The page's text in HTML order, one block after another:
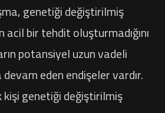
genetiği değiştirilmiş
acil bir tehdit oluşturmadığını
potansiyel uzun vadeli
eden endişeler vardır.
kişi genetiği değiştirilmiş